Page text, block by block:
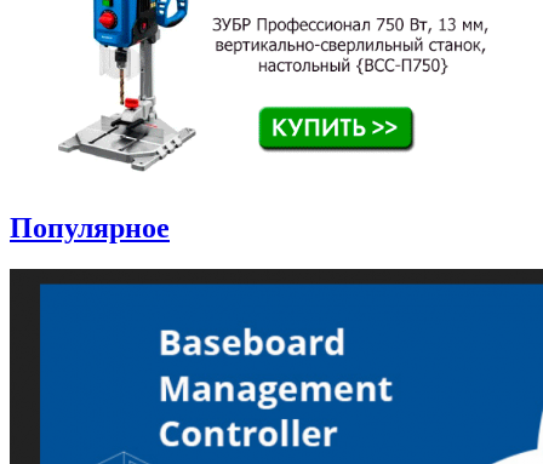
Популярное